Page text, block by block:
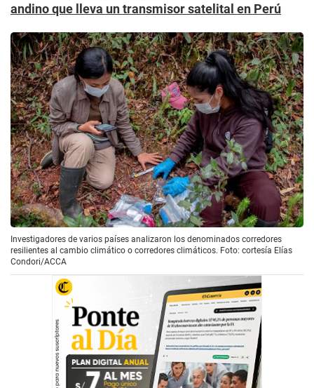
andino que lleva un transmisor satelital en Perú
Investigadores de varios países analizaron los denominados corredores
resilientes al cambio climático o corredores climáticos. Foto: cortesía Elías
Condori/ACCA